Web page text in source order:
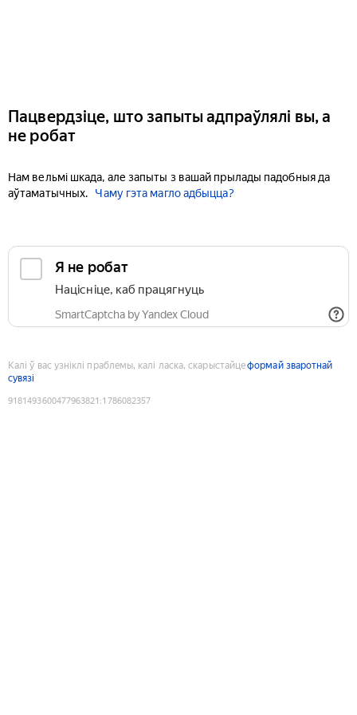
Пацвердзіце, што запыты адпраўлялі вы, а
не робат
Нам вельмі шкада, але запыты з вашай прылады падобныя да
аўтаматычных.
Чаму гэта магло адбыцца?
Я не робат
Націсніце, каб працягнуць
SmartCaptcha by Yandex Cloud
Калі ў вас узніклі праблемы, калі ласка, скарыстайцеформай зваротнай
сувязі
9181493600477963821 :1786082357